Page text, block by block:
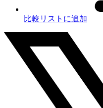
比較リストに追加